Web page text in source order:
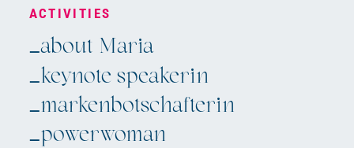
ACTIVITIES
_about Maria
_keynote speakerin
_markenbotschafterin
_powerwoman